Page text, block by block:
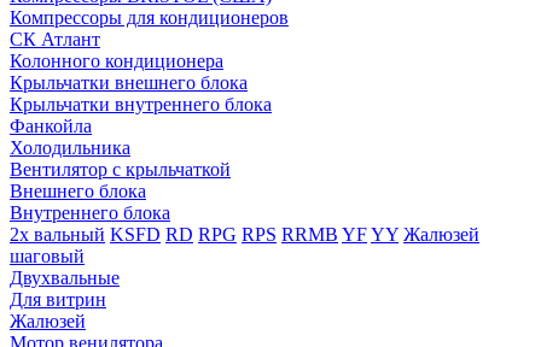
Компрессоры для кондиционеров
СК Атлант
Колонного кондиционера
Крыльчатки внешнего блока
Крыльчатки внутреннего блока
Фанкойла
Холодильника
Вентилятор с крыльчаткой
Внешнего блока
Внутреннего блока
2х вальный KSFD RD RPG RPS RRMB YFYY Жалюзей
шаговый
Двухвальные
Для витрин
Жалюзей
Мотор венилятора